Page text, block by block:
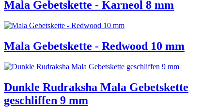
Mala Gebetskette - Karneol 8 mm
Mala Gebetskette - Redwood 10 mm
Dunkle Rudraksha Mala Gebetskette
geschliffen 9 mm